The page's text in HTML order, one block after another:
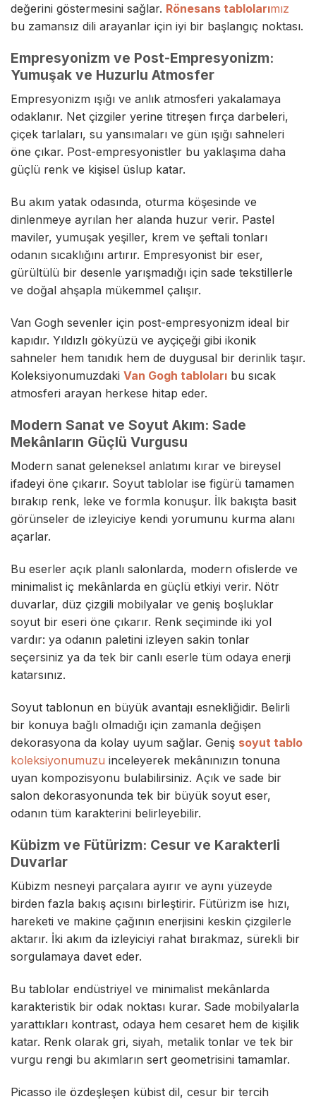
değerini göstermesini sağlar. Rönesans tablolarımız
bu zamansız dili arayanlar için iyi bir başlangıç noktası.
Empresyonizm ve Post-Empresyonizm:
Yumuşak ve Huzurlu Atmosfer
Empresyonizm ışığı ve anlık atmosferi yakalamaya
odaklanır. Net çizgiler yerine titreşen fırça darbeleri,
çiçek tarlaları, su yansımaları ve gün ışığı sahneleri
öne çıkar. Post-empresyonistler bu yaklaşıma daha
güçlü renk ve kişisel üslup katar.
Bu akım yatak odasında, oturma köşesinde ve
dinlenmeye ayrılan her alanda huzur verir. Pastel
maviler, yumuşak yeşiller, krem ve şeftali tonları
odanın sıcaklığını artırır. Empresyonist bir eser,
gürültülü bir desenle yarışmadığı için sade tekstillerle
ve doğal ahşapla mükemmel çalışır.
Van Gogh sevenler için post-empresyonizm ideal bir
kapıdır. Yıldızlı gökyüzü ve ayçiçeği gibi ikonik
sahneler hem tanıdık hem de duygusal bir derinlik taşır.
Koleksiyonumuzdaki Van Gogh tabloları bu sıcak
atmosferi arayan herkese hitap eder.
Modern Sanat ve Soyut Akım: Sade
Mekânların Güçlü Vurgusu
Modern sanat geleneksel anlatımı kırar ve bireysel
ifadeyi öne çıkarır. Soyut tablolar ise figürü tamamen
bırakıp renk, leke ve formla konuşur. İlk bakışta basit
görünseler de izleyiciye kendi yorumunu kurma alanı
açarlar.
Bu eserler açık planlı salonlarda, modern ofislerde ve
minimalist iç mekânlarda en güçlü etkiyi verir. Nötr
duvarlar, düz çizgili mobilyalar ve geniş boşluklar
soyut bir eseri öne çıkarır. Renk seçiminde iki yol
vardır: ya odanın paletini izleyen sakin tonlar
seçersiniz ya da tek bir canlı eserle tüm odaya enerji
katarsınız.
Soyut tablonun en büyük avantajı esnekliğidir. Belirli
bir konuya bağlı olmadığı için zamanla değişen
dekorasyona da kolay uyum sağlar. Geniş soyut tablo
koleksiyonumuzu inceleyerek mekânınızın tonuna
uyan kompozisyonu bulabilirsiniz. Açık ve sade bir
salon dekorasyonunda tek bir büyük soyut eser,
odanın tüm karakterini belirleyebilir.
Kübizm ve Fütürizm: Cesur ve Karakterli
Duvarlar
Kübizm nesneyi parçalara ayırır ve aynı yüzeyde
birden fazla bakış açısını birleştirir. Fütürizm ise hızı,
hareketi ve makine çağının enerjisini keskin çizgilerle
aktarır. İki akım da izleyiciyi rahat bırakmaz, sürekli bir
sorgulamaya davet eder.
Bu tablolar endüstriyel ve minimalist mekânlarda
karakteristik bir odak noktası kurar. Sade mobilyalarla
yarattıkları kontrast, odaya hem cesaret hem de kişilik
katar. Renk olarak gri, siyah, metalik tonlar ve tek bir
vurgu rengi bu akımların sert geometrisini tamamlar.
Picasso ile özdeşleşen kübist dil, cesur bir tercih